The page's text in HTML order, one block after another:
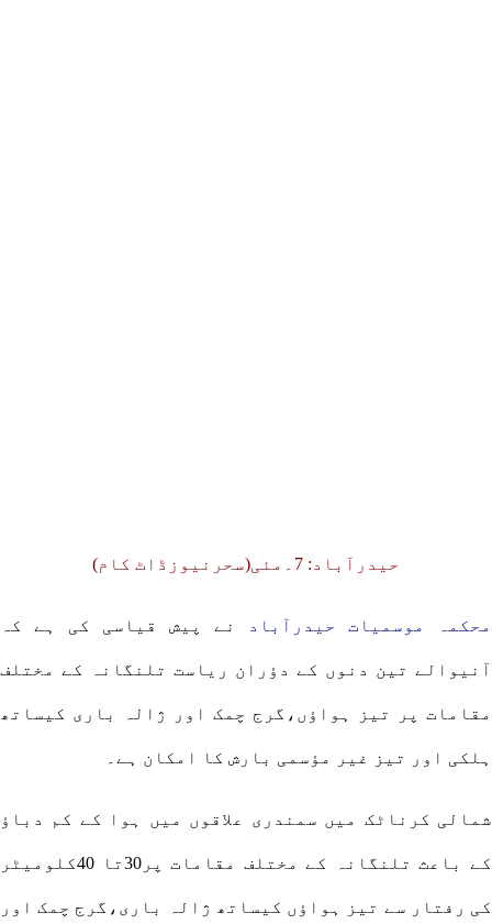
حیدرآباد: 7۔مئی(سحرنیوزڈاٹ کام)
محکمہ موسمیات حیدرآباد نے پیش قیاسی کی ہے کہ
آنیوالے تین دنوں کے دؤران ریاست تلنگانہ کے مختلف
مقامات پر تیز ہواؤں،گرج چمک اور ژالہ باری کیساتھ
ہلکی اور تیز غیر مؤسمی بارش کا امکان ہے۔
شمالی کرناٹک میں سمندری علاقوں میں ہوا کے کم دباؤ
کے باعث تلنگانہ کے مختلف مقامات پر30تا 40کلومیٹر
کی رفتار سے تیز ہواؤں کیساتھ ژالہ باری،گرج چمک اور